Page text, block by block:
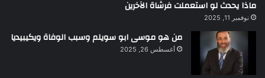
ماذا يحدث لو استعملت فرشاة الآخرين
نوفمبر 11, 2025
من هو موسى ابو سويلم وسبب الوفاة ويكيبيديا
أغسطس 26, 2025